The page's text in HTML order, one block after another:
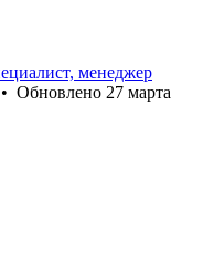
менеджер
• Обновлено 27 марта